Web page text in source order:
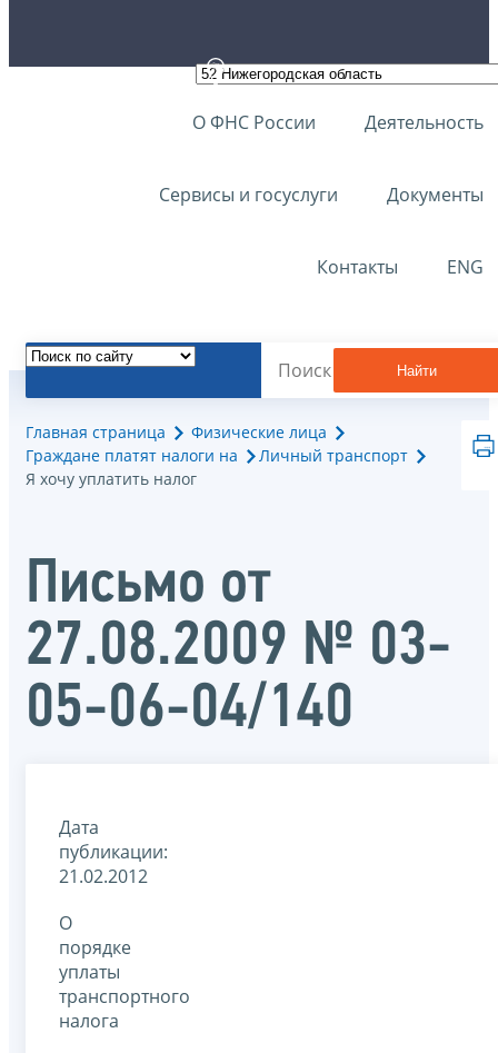
О ФНС России Деятельность
Сервисы и госуслуги Документы
Контакты ENG
Найти
Главная страница
Физические лица
Граждане платят налоги на
Личный транспорт
Я хочу уплатить налог
Письмо от
27.08.2009 № 03-
05-06-04/140
Дата
публикации:
21.02.2012
О
порядке
уплаты
транспортного
налога